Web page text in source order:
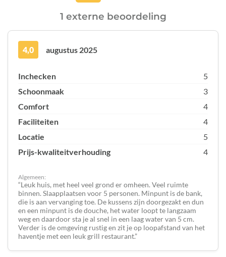
1 externe beoordeling
4,0 augustus 2025
Inchecken
5
Schoonmaak
3
Comfort
4
Faciliteiten
4
Locatie
5
Prijs-kwaliteitverhouding
4
Algemeen:
Leuk huis, met heel veel grond er omheen. Veel ruimte
binnen. Slaapplaatsen voor 5 personen. Minpunt is de bank,
die is aan vervanging toe. De kussens zijn doorgezakt en dun
en een minpunt is de douche, het water loopt te langzaam
weg en daardoor sta je al snel in een laag water van 5 cm.
Verder is de omgeving rustig en zit je op loopafstand van het
haventje met een leuk grill restaurant.